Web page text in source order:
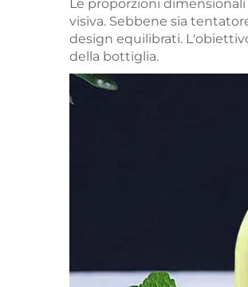
Le proporzioni
visiva. Sebbene sia
design equilibrati.
della bottiglia.